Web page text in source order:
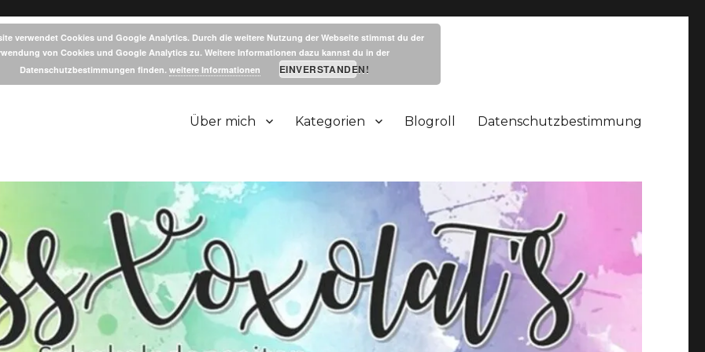
Über mich Kategorien Blogroll Datenschutzbestimmung
verwendet Cookies und Google Analytics. Durch die weitere Nutzung der Webseite stimmst du der
von Cookies und Google Analytics zu. Weitere Informationen dazu kannst du in der
Datenschutzbestimmungen finden. weitere Informationen EINVERSTANDEN!